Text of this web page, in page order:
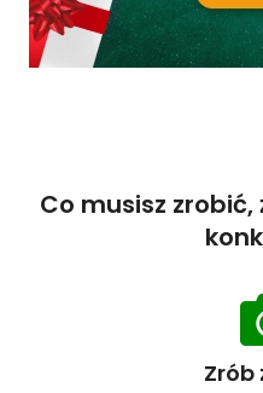
Co musisz zrobić,
Zrób